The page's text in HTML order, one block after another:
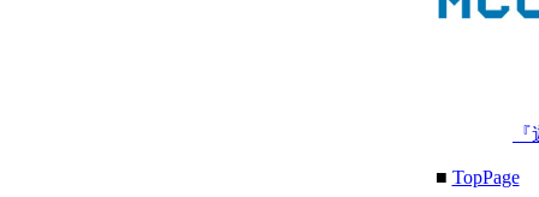
■ TopPage